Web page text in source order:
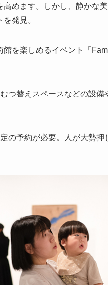
めます。しかし、静かな
発見。
を楽しめるイベント「
つ替えスペースなどの設
の予約が必要。人が大勢